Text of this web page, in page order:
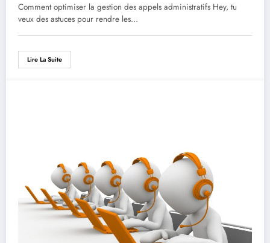
Comment optimiser la gestion des appels administratifs Hey, tu
veux des astuces pour rendre les…
Lire La Suite